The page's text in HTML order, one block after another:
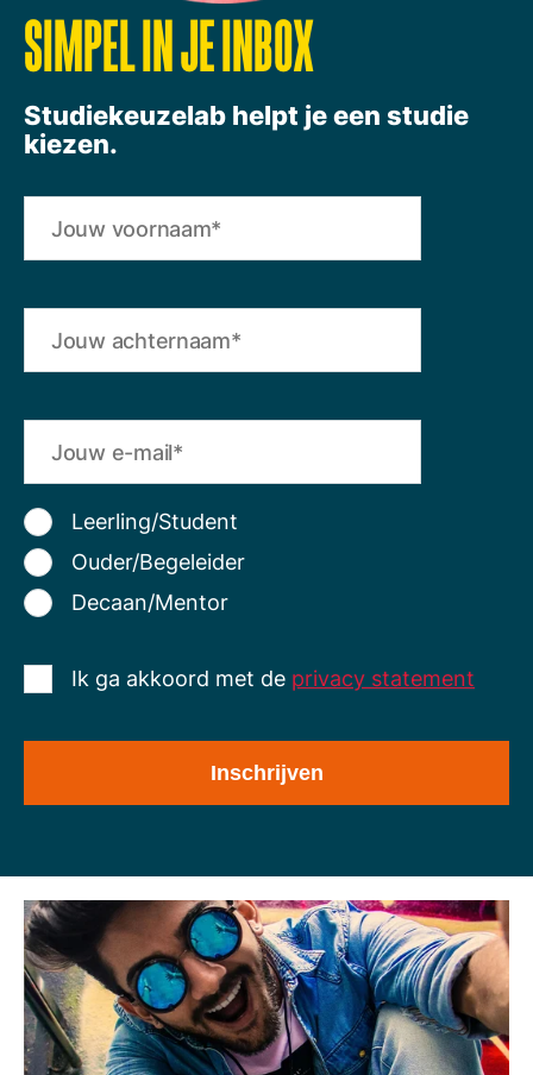
SIMPEL IN JE INBOX
Studiekeuzelab helpt je een studie
kiezen.
Leerling/Student
Ouder/Begeleider
Decaan/Mentor
Ik ga akkoord met de privacy statement